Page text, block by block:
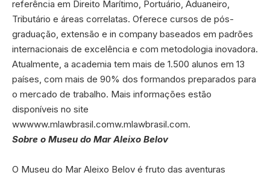
referência em Direito Marítimo, Portuário, Aduaneiro,
Tributário e áreas correlatas. Oferece cursos de pós-
graduação, extensão e in company baseados em padrões
internacionais de excelência e com metodologia inovadora.
Atualmente, a academia tem mais de 1.500 alunos em 13
países, com mais de 90% dos formandos preparados para
o mercado de trabalho. Mais informações estão
disponíveis no site
wwwww.mlawbrasil.comw.mlawbrasil.com.
Sobre o Museu do Mar Aleixo Belov
O Museu do Mar Aleixo Belov é fruto das aventuras